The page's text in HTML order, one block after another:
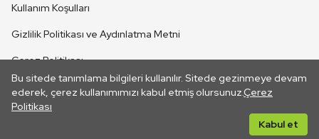
Bu sitede tanımlama bilgileri kullanılır. Sitede gezinmeye devam
ederek, çerez kullanımımızı kabul etmiş olursunuz.Çerez
Politikası
Kabul et
CANLI YAYINLAR
Kullanım Koşulları
Gizlilik Politikası ve Aydınlatma Metni
Çerez Politikası
İletişim
Her hakkı saklıdır. ©2026 TRT. Bağlantı yoluyla gidilen dış